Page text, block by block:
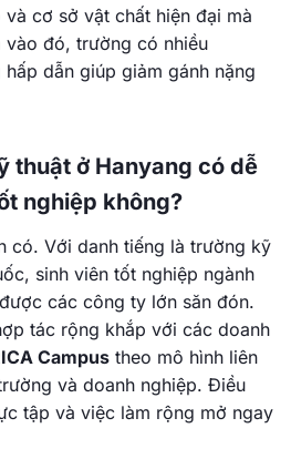
cơ sở vật chất hiện đại mà
vào đó, trường có nhiều
dẫn giúp giảm gánh nặng
thuật ở Hanyang có dễ
nghiệp không?
có. Với danh tiếng là trường kỹ
sinh viên tốt nghiệp ngành
các công ty lớn săn đón.
tác rộng khắp với các doanh
Campus theo mô hình liên
và doanh nghiệp. Điều
tập và việc làm rộng mở ngay